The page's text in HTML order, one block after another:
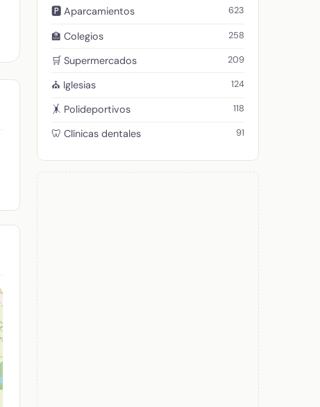
🅿️ Aparcamientos 623
🏫 Colegios 258
🛒 Supermercados 209
⛪ Iglesias 124
🤸 Polideportivos 118
🦷 Clínicas dentales 91